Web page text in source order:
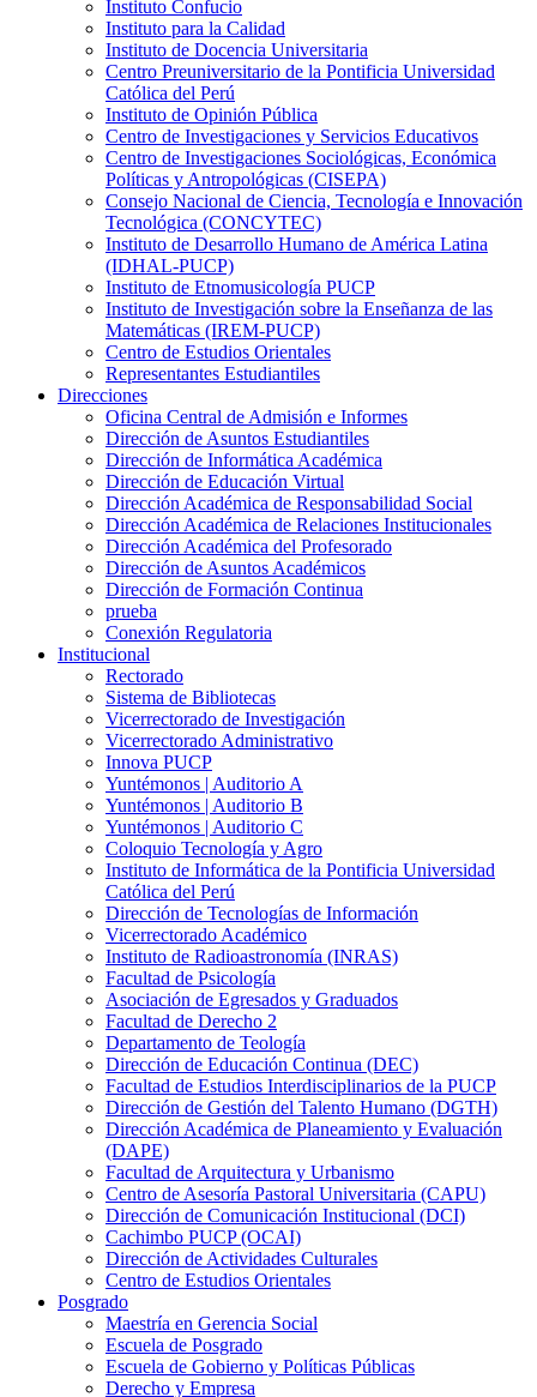
Instituto Confucio
Instituto para la Calidad
Instituto de Docencia Universitaria
Centro Preuniversitario de la Pontificia Universidad
Católica del Perú
Instituto de Opinión Pública
Centro de Investigaciones y Servicios Educativos
Centro de Investigaciones Sociológicas, Económica
Políticas y Antropológicas (CISEPA)
Consejo Nacional de Ciencia, Tecnología e Innovación
Tecnológica (CONCYTEC)
Instituto de Desarrollo Humano de América Latina
(IDHAL-PUCP)
Instituto de Etnomusicología PUCP
Instituto de Investigación sobre la Enseñanza de las
Matemáticas (IREM-PUCP)
Centro de Estudios Orientales
Representantes Estudiantiles
Direcciones
Oficina Central de Admisión e Informes
Dirección de Asuntos Estudiantiles
Dirección de Informática Académica
Dirección de Educación Virtual
Dirección Académica de Responsabilidad Social
Dirección Académica de Relaciones Institucionales
Dirección Académica del Profesorado
Dirección de Asuntos Académicos
Dirección de Formación Continua
prueba
Conexión Regulatoria
Institucional
Rectorado
Sistema de Bibliotecas
Vicerrectorado de Investigación
Vicerrectorado Administrativo
Innova PUCP
Yuntémonos | Auditorio A
Yuntémonos | Auditorio B
Yuntémonos | Auditorio C
Coloquio Tecnología y Agro
Instituto de Informática de la Pontificia Universidad
Católica del Perú
Dirección de Tecnologías de Información
Vicerrectorado Académico
Instituto de Radioastronomía (INRAS)
Facultad de Psicología
Asociación de Egresados y Graduados
Facultad de Derecho 2
Departamento de Teología
Dirección de Educación Continua (DEC)
Facultad de Estudios Interdisciplinarios de la PUCP
Dirección de Gestión del Talento Humano (DGTH)
Dirección Académica de Planeamiento y Evaluación
(DAPE)
Facultad de Arquitectura y Urbanismo
Centro de Asesoría Pastoral Universitaria (CAPU)
Dirección de Comunicación Institucional (DCI)
Cachimbo PUCP (OCAI)
Dirección de Actividades Culturales
Centro de Estudios Orientales
Posgrado
Maestría en Gerencia Social
Escuela de Posgrado
Escuela de Gobierno y Políticas Públicas
Derecho y Empresa